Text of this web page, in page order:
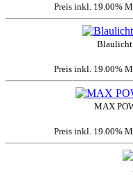
Preis inkl. 19.00%
Blaulicht
Preis inkl. 19.00%
MAX
Preis inkl. 19.00%